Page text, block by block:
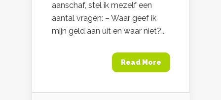
aanschaf, stel ik mezelf een
aantal vragen: – Waar geef ik
mijn geld aan uit en waar niet?...
Read More